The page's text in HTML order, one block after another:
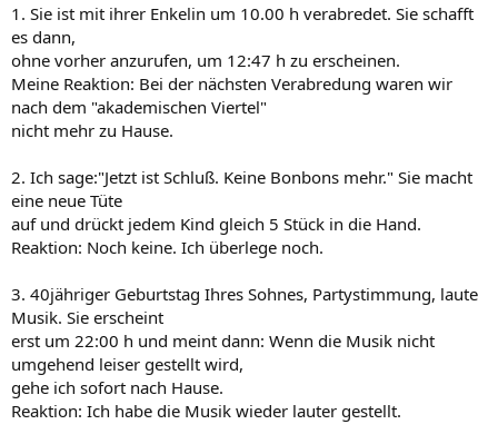
1. Sie ist mit ihrer Enkelin um 10.00 h verabredet. Sie schafft
es dann,
ohne vorher anzurufen, um 12:47 h zu erscheinen.
Meine Reaktion: Bei der nächsten Verabredung waren wir
nach dem "akademischen Viertel"
nicht mehr zu Hause.
2. Ich sage:"Jetzt ist Schluß. Keine Bonbons mehr." Sie macht
eine neue Tüte
auf und drückt jedem Kind gleich 5 Stück in die Hand.
Reaktion: Noch keine. Ich überlege noch.
3. 40jähriger Geburtstag Ihres Sohnes, Partystimmung, laute
Musik. Sie erscheint
erst um 22:00 h und meint dann: Wenn die Musik nicht
umgehend leiser gestellt wird,
gehe ich sofort nach Hause.
Reaktion: Ich habe die Musik wieder lauter gestellt.